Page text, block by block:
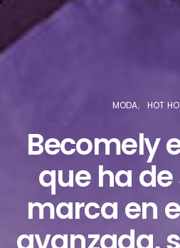
MODA HOT
Becomely
que ha
marca en